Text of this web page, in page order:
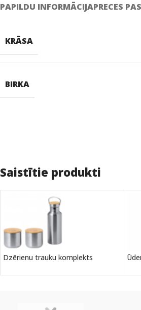
PAPILDU INFORMĀCIJAPRECES
KRĀSA
BIRKA
Saistītie produkti
Dzērienu trauku komplekts